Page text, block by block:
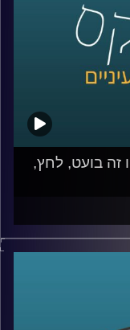
זה בועט, לחץ,
הוא
למה